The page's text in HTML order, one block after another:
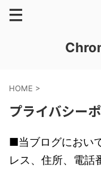
HOME >
プライバシー
■当ブログにおい
レス、住所、電話